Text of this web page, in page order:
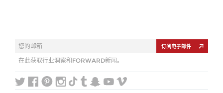
订阅电子邮件
订阅电子邮件
在此获取行业洞察和FORWARD新闻。